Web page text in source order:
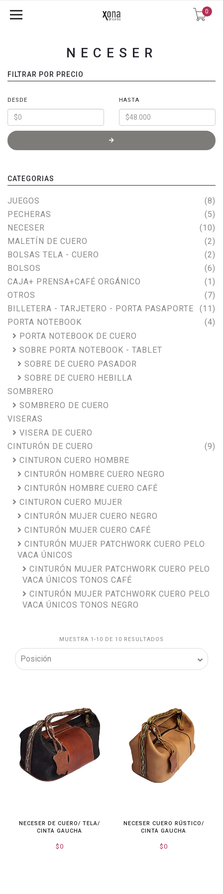
0
NECESER
FILTRAR POR PRECIO
DESDE HASTA
CATEGORIAS
JUEGOS
(8)
PECHERAS
(5)
NECESER
(10)
MALETÍN DE CUERO
(2)
BOLSAS TELA - CUERO
(2)
BOLSOS
(6)
CAJA+ PRENSA+CAFÉ ORGÁNICO
(1)
OTROS
(7)
BILLETERA - TARJETERO - PORTA PASAPORTE
(11)
PORTA NOTEBOOK
(4)
PORTA NOTEBOOK DE CUERO
SOBRE PORTA NOTEBOOK - TABLET
SOBRE DE CUERO PASADOR
SOBRE DE CUERO HEBILLA
SOMBRERO
SOMBRERO DE CUERO
VISERAS
VISERA DE CUERO
CINTURÓN DE CUERO
(9)
CINTURON CUERO HOMBRE
CINTURÓN HOMBRE CUERO NEGRO
CINTURÓN HOMBRE CUERO CAFÉ
CINTURON CUERO MUJER
CINTURÓN MUJER CUERO NEGRO
CINTURÓN MUJER CUERO CAFÉ
CINTURÓN MUJER PATCHWORK CUERO PELO
VACA ÚNICOS
CINTURÓN MUJER PATCHWORK CUERO PELO
VACA ÚNICOS TONOS CAFÉ
CINTURÓN MUJER PATCHWORK CUERO PELO
VACA ÚNICOS TONOS NEGRO
MUESTRA 1-10 DE 10 RESULTADOS
NECESER DE CUERO/ TELA/
CINTA GAUCHA
$0
NECESER CUERO RÚSTICO/
CINTA GAUCHA
$0